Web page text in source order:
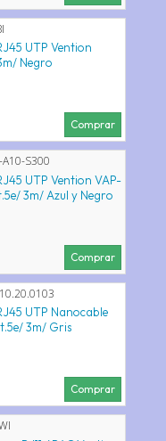
UTP Vention
Negro
Comprar
A10-S300
UTP Vention VAP-
3m/ Azul y Negro
Comprar
UTP Nanocable
3m/ Gris
Comprar